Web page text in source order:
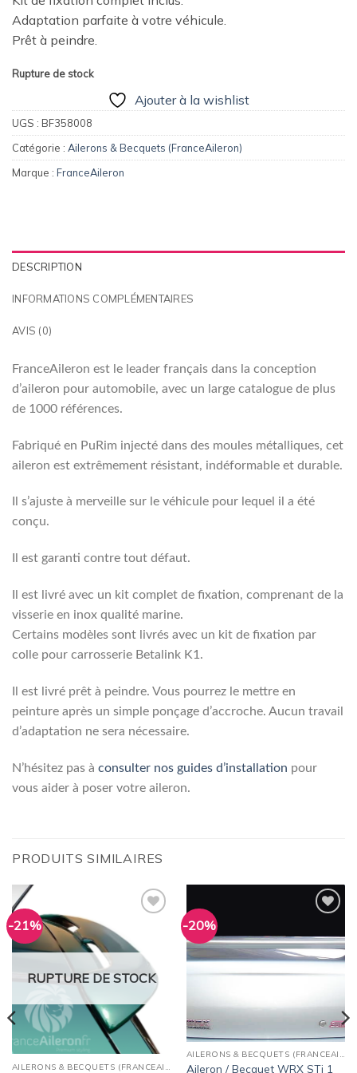
initial
était :
176,00€.
actuel
est :
Adaptation parfaite à votre véhicule.
Prêt à peindre.
Rupture de stock
Ajouter à la wishlist
UGS : BF358008
Catégorie : Ailerons & Becquets (FranceAileron)
Marque : FranceAileron
DESCRIPTION
INFORMATIONS COMPLÉMENTAIRES
AVIS (0)
FranceAileron est le leader français dans la conception
d’aileron pour automobile, avec un large catalogue de plus
de 1000 références.
Fabriqué en PuRim injecté dans des moules métalliques, cet
aileron est extrêmement résistant, indéformable et durable.
Il s’ajuste à merveille sur le véhicule pour lequel il a été
conçu.
Il est garanti contre tout défaut.
Il est livré avec un kit complet de fixation, comprenant de la
visserie en inox qualité marine.
Certains modèles sont livrés avec un kit de fixation par
colle pour carrosserie Betalink K1.
Il est livré prêt à peindre. Vous pourrez le mettre en
peinture après un simple ponçage d’accroche. Aucun travail
d’adaptation ne sera nécessaire.
N’hésitez pas à consulter nos guides d’installation pour
vous aider à poser votre aileron.
PRODUITS SIMILAIRES
-21%
wishlist
RUPTURE DE STOCK
AILERONS & BECQUETS (FRANCEAILERON)
-20%
à la
wishlist
AILERONS & BECQUETS (FRANCEAILERON)
Aileron / Becquet WRX STi 1